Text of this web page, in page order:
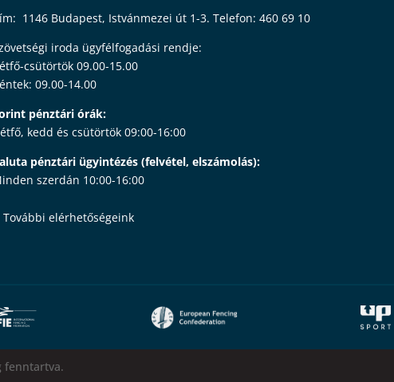
1146 Budapest, Istvánmezei út 1-3. Telefon: 460 69 10
iroda ügyfélfogadási rendje:
csütörtök 09.00-15.00
09.00-14.00
pénztári órák:
kedd és csütörtök 09:00-16:00
pénztári ügyintézés (felvétel, elszámolás):
szerdán 10:00-16:00
További elérhetőségeink
fenntartva.